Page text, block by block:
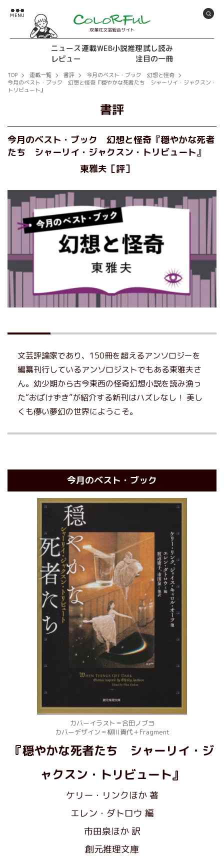
双葉社文芸総合サイト
ニュース連載WEB小説推理試し読み
レビュー
注目の一冊
TOP 連載一覧 書評
今月のベスト・ブック 幻想と怪奇
今月のベスト・ブック 幻想と怪奇『穏やかな死者たち シャーリイ・ジャクスン・
トリビュート』
書評
今月のベスト・ブック 幻想と怪奇『穏やかな死者
たち シャーリイ・ジャクスン・トリビュート』
東雅夫［評］
文芸評論家であり、150冊を超えるアンソロジーを
編纂刊行しているアンソロジストでもある東雅夫さ
ん。幼少期から古今東西の怪奇幻想小説を読み漁っ
た“おばけずき”が紹介する新刊はハズレなし！ 美し
くも儚い夢幻の世界にようこそ。
今月のベスト・ブック
カバーイラスト＝合田ノブヨ
カバーデザイン＝柳川貴代＋Fragment
『穏やかな死者たち シャーリイ・ジ
ャクスン・トリビュート』
ケリー・リンクほか 著
エレン・ダトロウ 編
市田泉ほか 訳
創元推理文庫